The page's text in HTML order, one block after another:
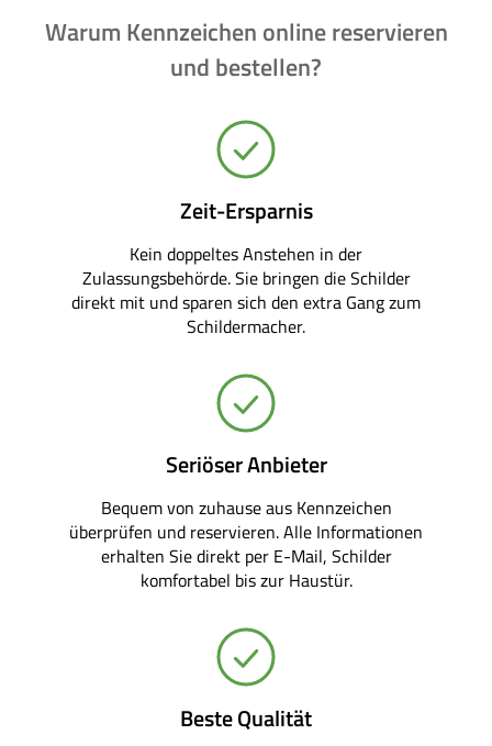
Warum Kennzeichen online reservieren
und bestellen?
Zeit-Ersparnis
Kein doppeltes Anstehen in der
Zulassungsbehörde. Sie bringen die Schilder
direkt mit und sparen sich den extra Gang zum
Schildermacher.
Seriöser Anbieter
Bequem von zuhause aus Kennzeichen
überprüfen und reservieren. Alle Informationen
erhalten Sie direkt per E-Mail, Schilder
komfortabel bis zur Haustür.
Beste Qualität